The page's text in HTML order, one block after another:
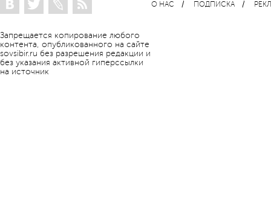
Запрещается копирование любого
контента, опубликованного на сайте
sovsibir.ru без разрешения редакции и
без указания активной гиперссылки
на источник
О НАС ПОДПИСКА